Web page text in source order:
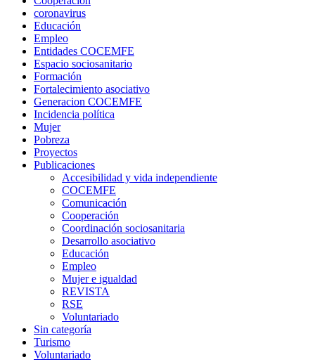
coronavirus
Educación
Empleo
Entidades COCEMFE
Espacio sociosanitario
Formación
Fortalecimiento asociativo
Generacion COCEMFE
Incidencia política
Mujer
Pobreza
Proyectos
Publicaciones
Accesibilidad y vida independiente
COCEMFE
Comunicación
Cooperación
Coordinación sociosanitaria
Desarrollo asociativo
Educación
Empleo
Mujer e igualdad
REVISTA
RSE
Voluntariado
Sin categoría
Turismo
Voluntariado